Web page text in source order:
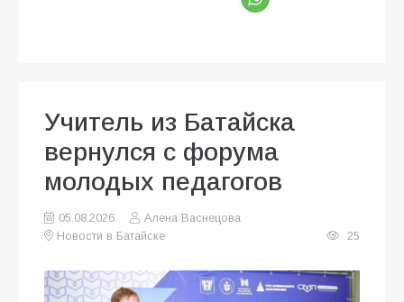
Учитель из Батайска
вернулся с форума
молодых педагогов
05.08.2026
Алена Васнецова
Новости в Батайске
25